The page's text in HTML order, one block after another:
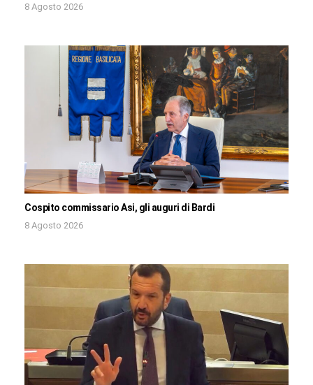
8 Agosto 2026
Cospito commissario Asi, gli auguri di Bardi
8 Agosto 2026